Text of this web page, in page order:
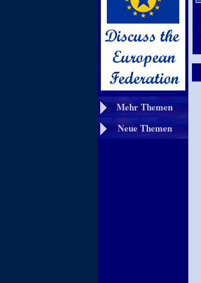
Mehr Themen
Neue Themen